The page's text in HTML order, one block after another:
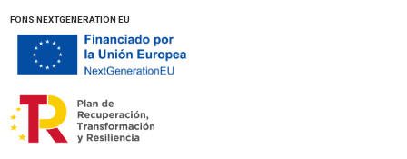
FONS NEXTGENERATION EU